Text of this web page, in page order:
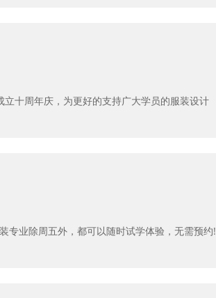
十周年庆，为更好的支持广大学员的服装设计
专业除周五外，都可以随时试学体验，无需预约!